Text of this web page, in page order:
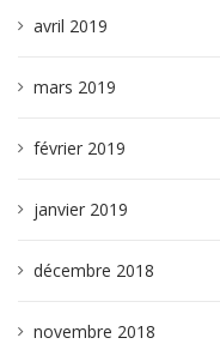
avril 2019
mars 2019
février 2019
janvier 2019
décembre 2018
novembre 2018